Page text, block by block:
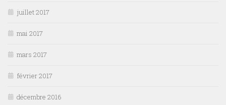
juillet 2017
mai 2017
mars 2017
février 2017
décembre 2016